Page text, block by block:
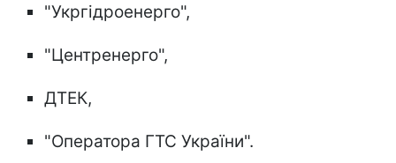
"Укргідроенерго",
"Центренерго",
ДТЕК,
"Оператора ГТС України".